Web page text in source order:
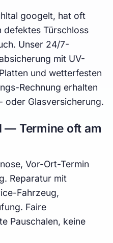
googelt, hat oft
defektes Türschloss
Unser 24/7-
mit UV-
und wetterfesten
Rechnung erhalten
oder Glasversicherung.
— Termine oft am
Vor-Ort-Termin
Reparatur mit
Fahrzeug,
Faire
Pauschalen, keine